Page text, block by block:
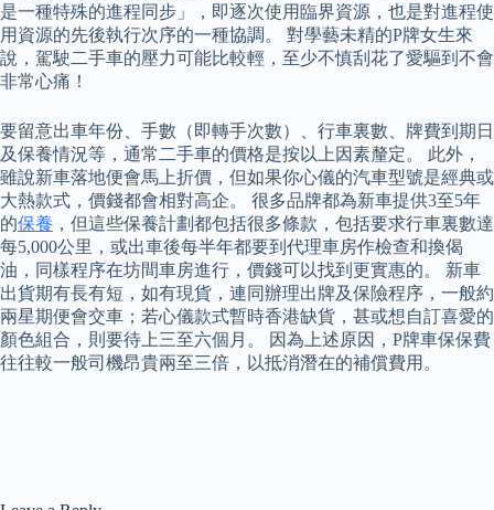
是一種特殊的進程同步」，即逐次使用臨界資源，也是對進程使
用資源的先後執行次序的一種協調。 對學藝未精的P牌女生來
說，駕駛二手車的壓力可能比較輕，至少不慎刮花了愛驅到不會
非常心痛！
要留意出車年份、手數（即轉手次數）、行車裏數、牌費到期日
及保養情況等，通常二手車的價格是按以上因素釐定。 此外，
雖說新車落地便會馬上折價，但如果你心儀的汽車型號是經典或
大熱款式，價錢都會相對高企。 很多品牌都為新車提供3至5年
的保養 ，但這些保養計劃都包括很多條款，包括要求行車裏數達
每5,000公里，或出車後每半年都要到代理車房作檢查和換偈
油，同樣程序在坊間車房進行，價錢可以找到更實惠的。 新車
出貨期有長有短，如有現貨，連同辦理出牌及保險程序，一般約
兩星期便會交車；若心儀款式暫時香港缺貨，甚或想自訂喜愛的
顏色組合，則要待上三至六個月。 因為上述原因，P牌車保保費
往往較一般司機昂貴兩至三倍，以抵消潛在的補償費用。